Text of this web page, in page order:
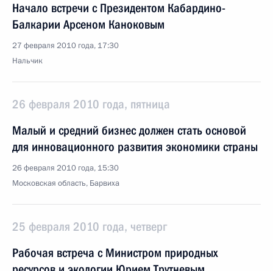
Начало встречи с Президентом Кабардино-
Балкарии Арсеном Каноковым
27 февраля 2010 года, 17:30
Нальчик
26 февраля 2010 года, пятница
Малый и средний бизнес должен стать основой
для инновационного развития экономики страны
26 февраля 2010 года, 15:30
Московская область, Барвиха
25 февраля 2010 года, четверг
Рабочая встреча с Министром природных